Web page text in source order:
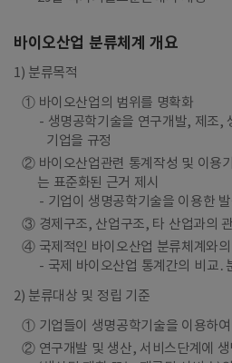
바이오산업 분류체계 개요
1) 분류목적
① 바이오산업의 범위를 명확화
생명공학기술을 연구개발, 제조,
기업을 규정
② 바이오산업관련 통계작성 및 이용
는 표준화된 근거 제시
기업이 생명공학기술을 이용한
③ 경제구조, 산업구조, 타 산업과의
④ 국제적인 바이오산업 분류체계와
국제 바이오산업 통계간의 비교․
2) 분류대상 및 정립 기준
① 기업들이 생명공학기술을 이용하
② 연구개발 및 생산, 서비스단계에